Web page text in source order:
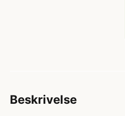
Beskrivelse